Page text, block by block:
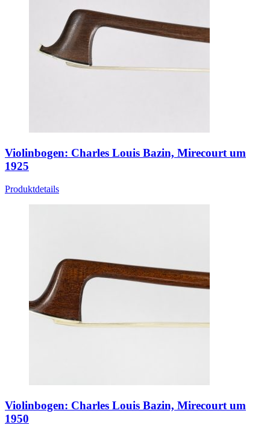
Violinbogen: Charles Louis Bazin, Mirecourt um
1925
Produktdetails
Violinbogen: Charles Louis Bazin, Mirecourt um
1950